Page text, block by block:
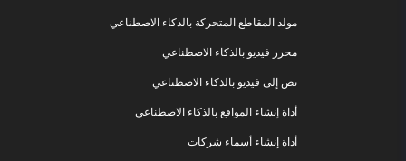
مولد المقاطع المتحركة بالذكاء الاصطناعي
محرر فيديو بالذكاء الاصطناعي
نص إلى فيديو بالذكاء الاصطناعي
أداة إنشاء المواقع بالذكاء الاصطناعي
أداة إنشاء أسماء شركات